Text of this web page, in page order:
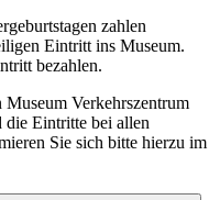
zahlen
Eintritt ins Museum.
bezahlen.
Verkehrszentrum
Eintritte bei allen
Sie sich bitte hierzu im